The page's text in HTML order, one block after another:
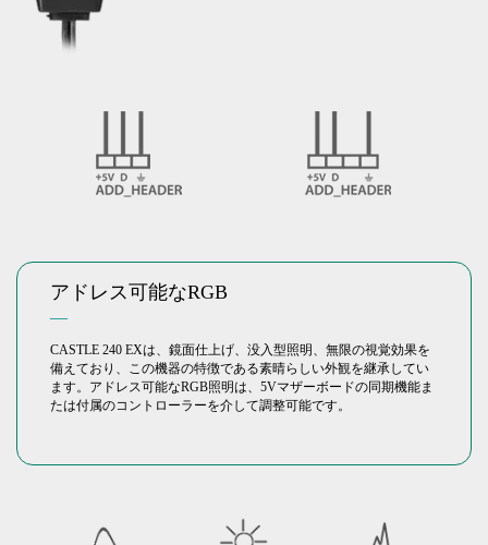
アドレス可能なRGB
―
CASTLE 240 EXは、鏡面仕上げ、没入型照明、無限の視覚効果を
備えており、この機器の特徴である素晴らしい外観を継承してい
ます。アドレス可能なRGB照明は、5Vマザーボードの同期機能ま
たは付属のコントローラーを介して調整可能です。